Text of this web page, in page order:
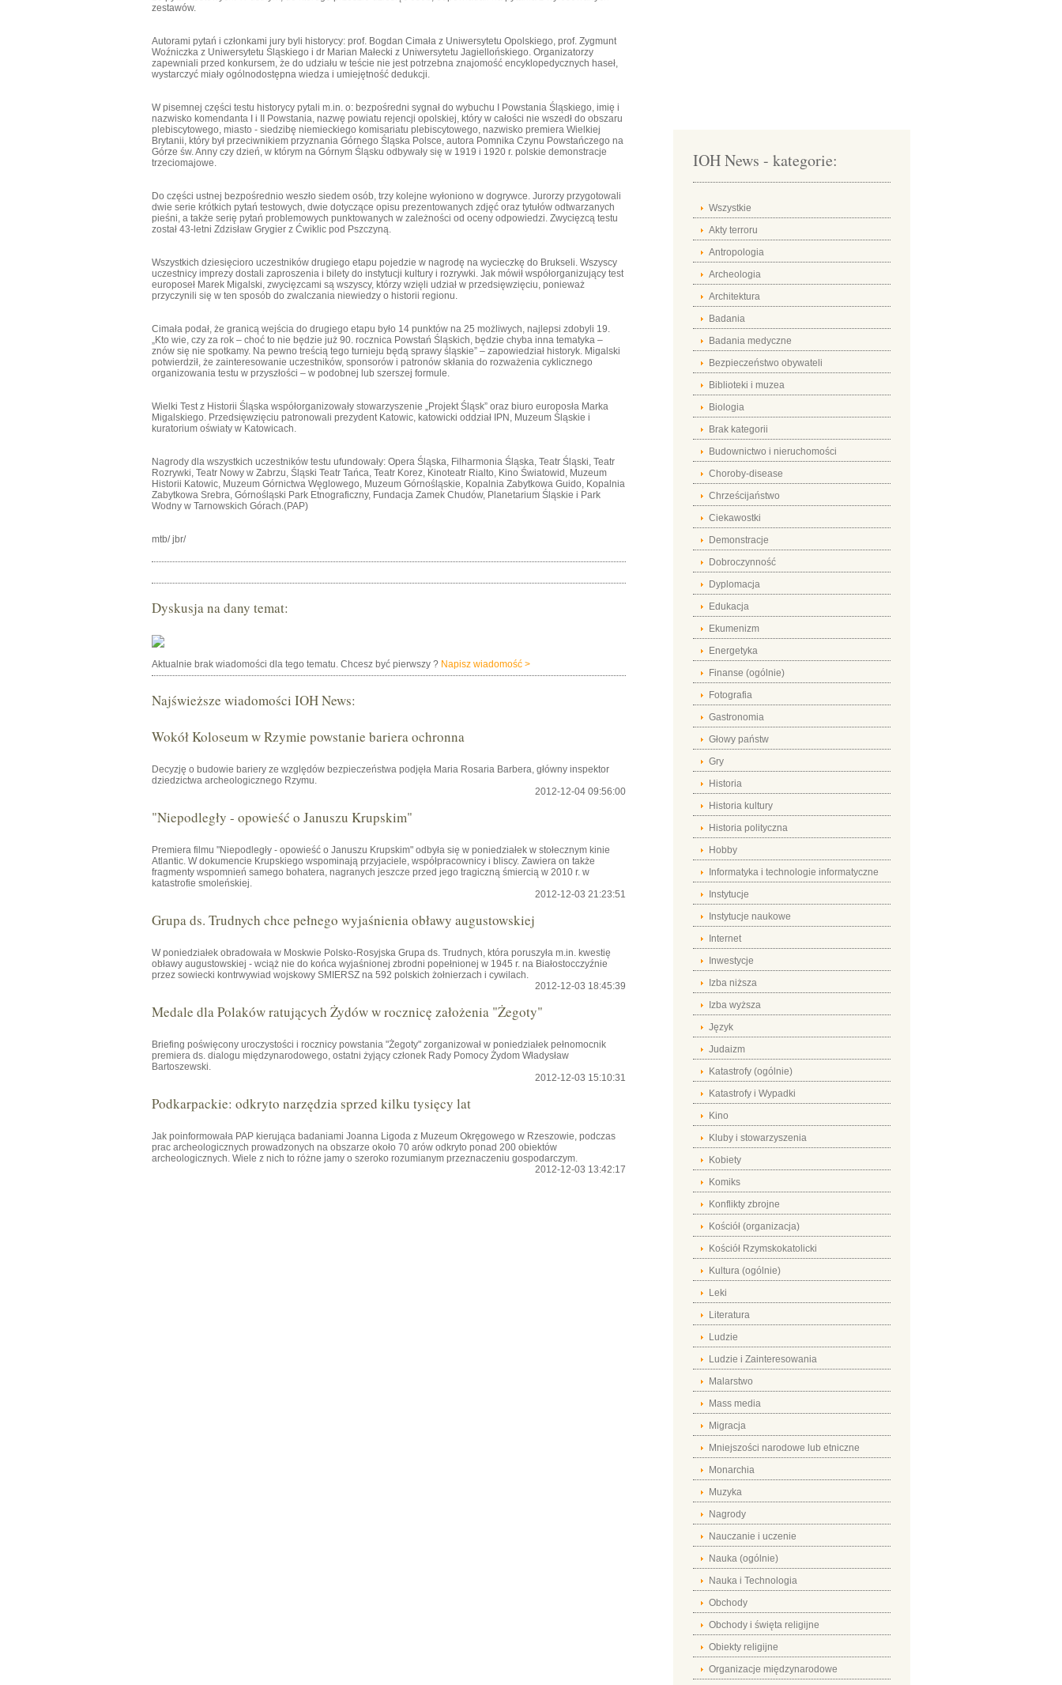
zestawów.
Autorami pytań i członkami jury byli historycy: prof. Bogdan Cimała z Uniwersytetu Opolskiego, prof. Zygmunt
Woźniczka z Uniwersytetu Śląskiego i dr Marian Małecki z Uniwersytetu Jagiellońskiego. Organizatorzy
zapewniali przed konkursem, że do udziału w teście nie jest potrzebna znajomość encyklopedycznych haseł,
wystarczyć miały ogólnodostępna wiedza i umiejętność dedukcji.
W pisemnej części testu historycy pytali m.in. o: bezpośredni sygnał do wybuchu I Powstania Śląskiego, imię i
nazwisko komendanta I i II Powstania, nazwę powiatu rejencji opolskiej, który w całości nie wszedł do obszaru
plebiscytowego, miasto - siedzibę niemieckiego komisariatu plebiscytowego, nazwisko premiera Wielkiej
Brytanii, który był przeciwnikiem przyznania Górnego Śląska Polsce, autora Pomnika Czynu Powstańczego na
Górze św. Anny czy dzień, w którym na Górnym Śląsku odbywały się w 1919 i 1920 r. polskie demonstracje
trzeciomajowe.
Do części ustnej bezpośrednio weszło siedem osób, trzy kolejne wyłoniono w dogrywce. Jurorzy przygotowali
dwie serie krótkich pytań testowych, dwie dotyczące opisu prezentowanych zdjęć oraz tytułów odtwarzanych
pieśni, a także serię pytań problemowych punktowanych w zależności od oceny odpowiedzi. Zwycięzcą testu
został 43-letni Zdzisław Grygier z Ćwiklic pod Pszczyną.
Wszystkich dziesięcioro uczestników drugiego etapu pojedzie w nagrodę na wycieczkę do Brukseli. Wszyscy
uczestnicy imprezy dostali zaproszenia i bilety do instytucji kultury i rozrywki. Jak mówił współorganizujący test
europoseł Marek Migalski, zwycięzcami są wszyscy, którzy wzięli udział w przedsięwzięciu, ponieważ
przyczynili się w ten sposób do zwalczania niewiedzy o historii regionu.
Cimała podał, że granicą wejścia do drugiego etapu było 14 punktów na 25 możliwych, najlepsi zdobyli 19.
„Kto wie, czy za rok – choć to nie będzie już 90. rocznica Powstań Śląskich, będzie chyba inna tematyka –
znów się nie spotkamy. Na pewno treścią tego turnieju będą sprawy śląskie” – zapowiedział historyk. Migalski
potwierdził, że zainteresowanie uczestników, sponsorów i patronów skłania do rozważenia cyklicznego
organizowania testu w przyszłości – w podobnej lub szerszej formule.
Wielki Test z Historii Śląska współorganizowały stowarzyszenie „Projekt Śląsk” oraz biuro europosła Marka
Migalskiego. Przedsięwzięciu patronowali prezydent Katowic, katowicki oddział IPN, Muzeum Śląskie i
kuratorium oświaty w Katowicach.
Nagrody dla wszystkich uczestników testu ufundowały: Opera Śląska, Filharmonia Śląska, Teatr Śląski, Teatr
Rozrywki, Teatr Nowy w Zabrzu, Śląski Teatr Tańca, Teatr Korez, Kinoteatr Rialto, Kino Światowid, Muzeum
Historii Katowic, Muzeum Górnictwa Węglowego, Muzeum Górnośląskie, Kopalnia Zabytkowa Guido, Kopalnia
Zabytkowa Srebra, Górnośląski Park Etnograficzny, Fundacja Zamek Chudów, Planetarium Śląskie i Park
Wodny w Tarnowskich Górach.(PAP)
mtb/ jbr/
Dyskusja na dany temat:
Aktualnie brak wiadomości dla tego tematu. Chcesz być pierwszy ? Napisz wiadomość >
Najświeższe wiadomości IOH News:
Wokół Koloseum w Rzymie powstanie bariera ochronna
Decyzję o budowie bariery ze względów bezpieczeństwa podjęła Maria Rosaria Barbera, główny inspektor
dziedzictwa archeologicznego Rzymu.
2012-12-04 09:56:00
"Niepodległy - opowieść o Januszu Krupskim"
Premiera filmu "Niepodległy - opowieść o Januszu Krupskim" odbyła się w poniedziałek w stołecznym kinie
Atlantic. W dokumencie Krupskiego wspominają przyjaciele, współpracownicy i bliscy. Zawiera on także
fragmenty wspomnień samego bohatera, nagranych jeszcze przed jego tragiczną śmiercią w 2010 r. w
katastrofie smoleńskiej.
2012-12-03 21:23:51
Grupa ds. Trudnych chce pełnego wyjaśnienia obławy augustowskiej
W poniedziałek obradowała w Moskwie Polsko-Rosyjska Grupa ds. Trudnych, która poruszyła m.in. kwestię
obławy augustowskiej - wciąż nie do końca wyjaśnionej zbrodni popełnionej w 1945 r. na Białostocczyźnie
przez sowiecki kontrwywiad wojskowy SMIERSZ na 592 polskich żołnierzach i cywilach.
2012-12-03 18:45:39
Medale dla Polaków ratujących Żydów w rocznicę założenia "Żegoty"
Briefing poświęcony uroczystości i rocznicy powstania "Żegoty" zorganizował w poniedziałek pełnomocnik
premiera ds. dialogu międzynarodowego, ostatni żyjący członek Rady Pomocy Żydom Władysław
Bartoszewski.
2012-12-03 15:10:31
Podkarpackie: odkryto narzędzia sprzed kilku tysięcy lat
Jak poinformowała PAP kierująca badaniami Joanna Ligoda z Muzeum Okręgowego w Rzeszowie, podczas
prac archeologicznych prowadzonych na obszarze około 70 arów odkryto ponad 200 obiektów
archeologicznych. Wiele z nich to różne jamy o szeroko rozumianym przeznaczeniu gospodarczym.
2012-12-03 13:42:17
IOH News - kategorie:
Wszystkie
Akty terroru
Antropologia
Archeologia
Architektura
Badania
Badania medyczne
Bezpieczeństwo obywateli
Biblioteki i muzea
Biologia
Brak kategorii
Budownictwo i nieruchomości
Choroby-disease
Chrześcijaństwo
Ciekawostki
Demonstracje
Dobroczynność
Dyplomacja
Edukacja
Ekumenizm
Energetyka
Finanse (ogólnie)
Fotografia
Gastronomia
Głowy państw
Gry
Historia
Historia kultury
Historia polityczna
Hobby
Informatyka i technologie informatyczne
Instytucje
Instytucje naukowe
Internet
Inwestycje
Izba niższa
Izba wyższa
Język
Judaizm
Katastrofy (ogólnie)
Katastrofy i Wypadki
Kino
Kluby i stowarzyszenia
Kobiety
Komiks
Konflikty zbrojne
Kościół (organizacja)
Kościół Rzymskokatolicki
Kultura (ogólnie)
Leki
Literatura
Ludzie
Ludzie i Zainteresowania
Malarstwo
Mass media
Migracja
Mniejszości narodowe lub etniczne
Monarchia
Muzyka
Nagrody
Nauczanie i uczenie
Nauka (ogólnie)
Nauka i Technologia
Obchody
Obchody i święta religijne
Obiekty religijne
Organizacje międzynarodowe